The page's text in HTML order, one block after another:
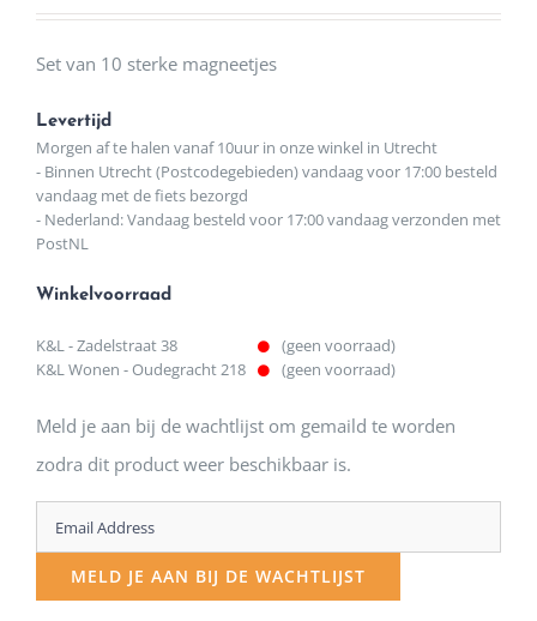
Set van 10 sterke magneetjes
Levertijd
Morgen af te halen vanaf 10uur in onze winkel in Utrecht
- Binnen Utrecht (Postcodegebieden) vandaag voor 17:00 besteld
vandaag met de fiets bezorgd
- Nederland: Vandaag besteld voor 17:00 vandaag verzonden met
PostNL
Winkelvoorraad
K&L - Zadelstraat 38
(geen voorraad)
K&L Wonen - Oudegracht 218
(geen voorraad)
Meld je aan bij de wachtlijst om gemaild te worden
zodra dit product weer beschikbaar is.
Enter
your
email
MELD JE AAN BIJ DE WACHTLIJST